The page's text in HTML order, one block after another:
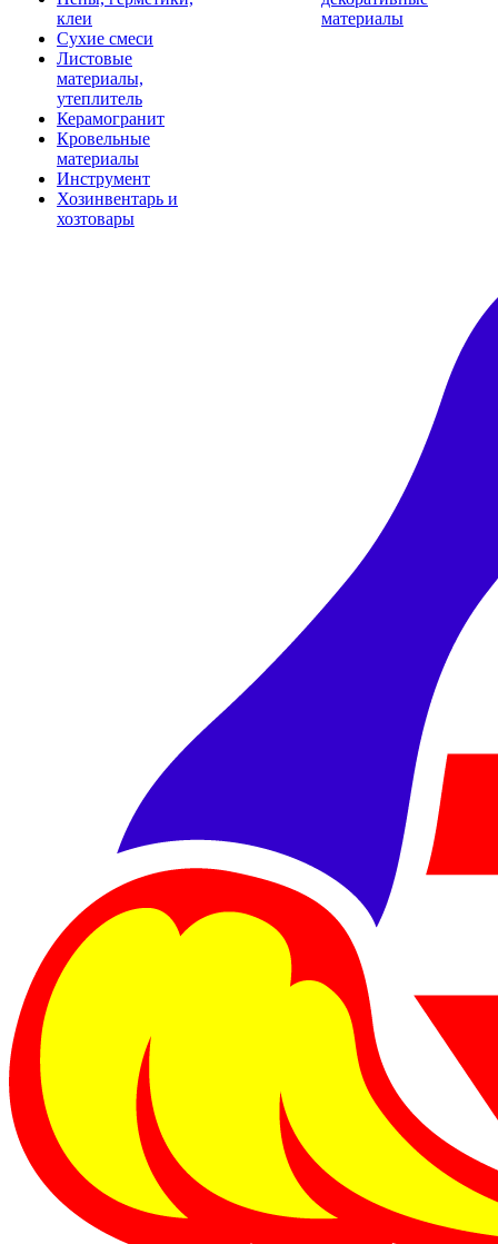
клеи
Сухие смеси
Листовые
материалы,
утеплитель
Керамогранит
Кровельные
материалы
Инструмент
Хозинвентарь и
хозтовары
материалы